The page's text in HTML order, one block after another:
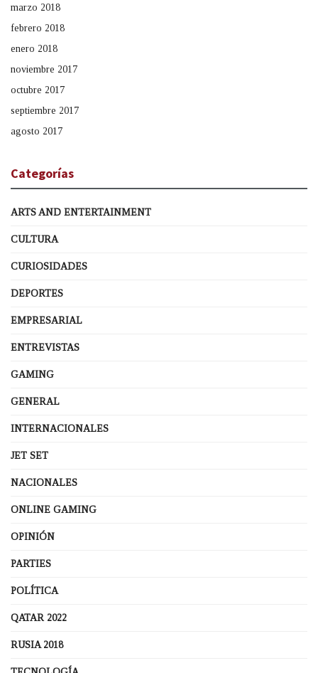
marzo 2018
febrero 2018
enero 2018
noviembre 2017
octubre 2017
septiembre 2017
agosto 2017
Categorías
ARTS AND ENTERTAINMENT
CULTURA
CURIOSIDADES
DEPORTES
EMPRESARIAL
ENTREVISTAS
GAMING
GENERAL
INTERNACIONALES
JET SET
NACIONALES
ONLINE GAMING
OPINIÓN
PARTIES
POLÍTICA
QATAR 2022
RUSIA 2018